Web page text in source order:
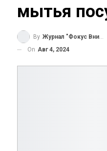
мытья
By Журнал "Фокус Внимания"
On Авг 4, 2024